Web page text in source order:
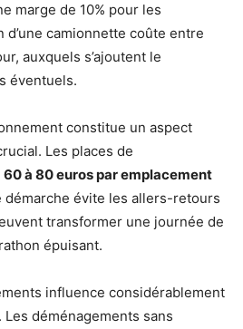
marge de 10% pour les
d’une camionnette coûte entre
auxquels s’ajoutent le
éventuels.
constitue un aspect
Les places de
60 à 80 euros par emplacement
démarche évite les allers-retours
transformer une journée de
épuisant.
influence considérablement
Les déménagements sans